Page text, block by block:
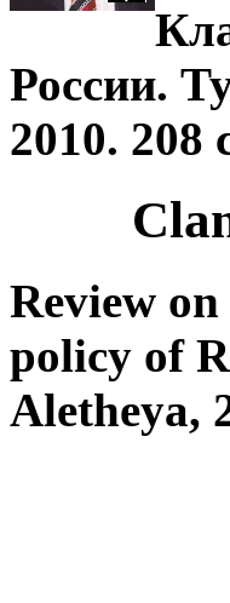
России.
2010. 208
Review
policy of
Aletheya,